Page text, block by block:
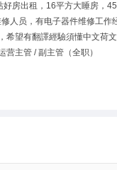
好房出租，16平方大睡房，
人员，有电子器件维修工作
希望有翻譯經驗須懂中文荷文
营主管 / 副主管（全职）